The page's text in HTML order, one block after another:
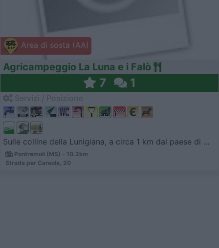
Area di sosta (AA)
Agricampeggio La Luna e i Falò
7 1
Sulle colline della Lunigiana, a circa 1 km dal paese di ...
Pontremoli (MS) - 10.2km
Strada per Careola, 20